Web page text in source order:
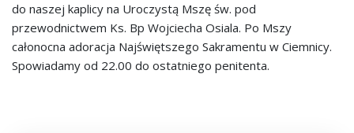
do naszej kaplicy na Uroczystą Mszę św. pod
przewodnictwem Ks. Bp Wojciecha Osiala. Po Mszy
całonocna adoracja Najświętszego Sakramentu w Ciemnicy.
Spowiadamy od 22.00 do ostatniego penitenta.